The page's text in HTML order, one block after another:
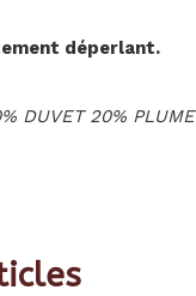
déperlant.
DUVET 20% PLUME